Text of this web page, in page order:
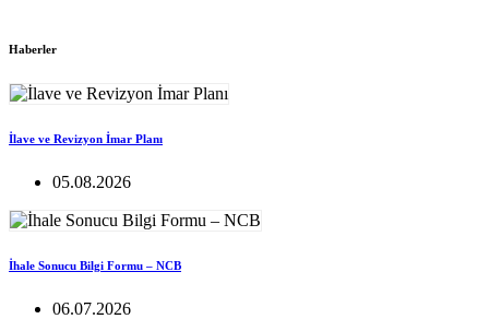
Haberler
İlave ve Revizyon İmar Planı
05.08.2026
İhale Sonucu Bilgi Formu – NCB
06.07.2026